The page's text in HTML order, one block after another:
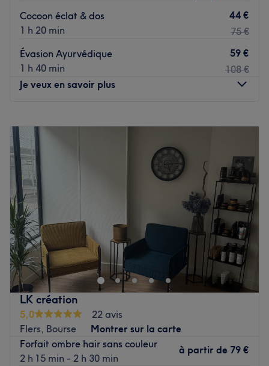
Cocoon éclat & dos
1 h 20 min
44 €
75 €
Évasion Ayurvédique
1 h 40 min
59 €
108 €
Je veux en savoir plus
Mardi
Mercredi
Jeudi
09:30–
19:00
Vendredi
09:30–
19:00
Samedi
09:00–
16:30
Dimanche
Fermé
Douc'heure à la campagne à Saint-Clair-sur-l'Elle.
Profitez d'un moment rien qu'à vous grâce à des soins sur
mesure effectués avec professionnalisme. Que ce soit
pour une pause bien-être rapide ou une journée de
cocooning, le salon met l'accent sur les soins et garantit
une expérience mémorable.
L’équipe
Ines est ravie de partager son savoir-faire.
Nos coups de cœur :
LK création
5,0
22 avis
Flers, Bourse
Montrer sur la carte
Forfait ombre hair sans couleur
2 h 15 min - 2 h 30 min
à partir de 79 €